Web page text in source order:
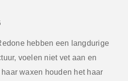
hebben een langdurige
voelen niet vet aan en
waxen houden het haar